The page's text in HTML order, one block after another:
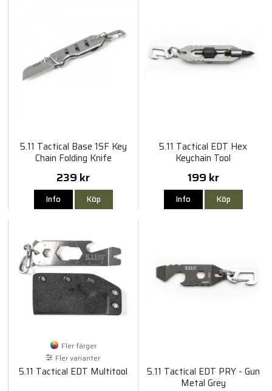
5.11 Tactical Base 1SF Key
Chain Folding Knife
239 kr
Info Köp
5.11 Tactical EDT Hex
Keychain Tool
199 kr
Info Köp
Fler färger
Fler varianter
5.11 Tactical EDT Multitool 5.11 Tactical EDT PRY - Gun
Metal Grey